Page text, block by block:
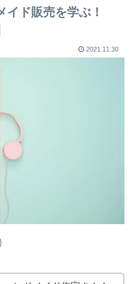
イド販売を学ぶ！
2021.11.30